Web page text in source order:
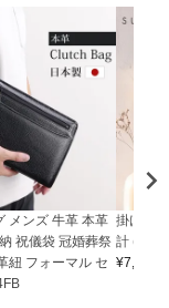
メンズ 牛革 本革
祝儀袋 冠婚葬祭
紐 フォーマル セ
掛け時
計
¥7,150